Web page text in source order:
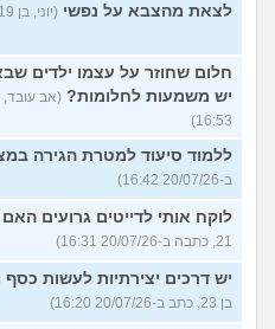
לצאת מהצבא על נפשי (יוני, בן 19, כתב ב-20/07/26 17:02)
חלום שחוזר על עצמו ילדים
יש משמעות לחלומות?
16:53)
ללמוד סיעוד למטרת הגירה
ב-20/07/26 16:42)
לוקח אותי לדייטים גרועים
21, כתבה ב-20/07/26 16:31)
יש דרכים יצירתיות לעשות
בן 23, כתב ב-20/07/26 16:20)